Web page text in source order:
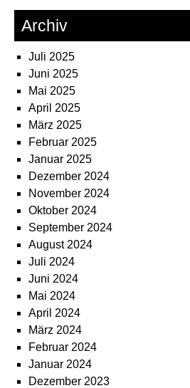
Archiv
Juli 2025
Juni 2025
Mai 2025
April 2025
März 2025
Februar 2025
Januar 2025
Dezember 2024
November 2024
Oktober 2024
September 2024
August 2024
Juli 2024
Juni 2024
Mai 2024
April 2024
März 2024
Februar 2024
Januar 2024
Dezember 2023